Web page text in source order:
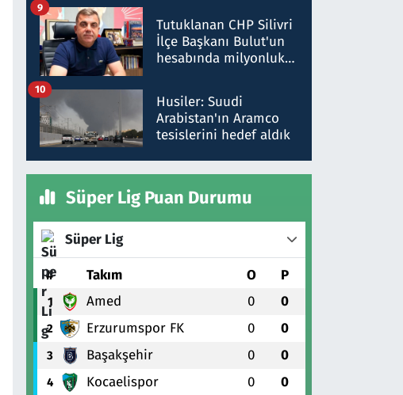
düşürüldüğü" iddiasını
yalanladı
Tutuklanan CHP Silivri
İlçe Başkanı Bulut'un
hesabında milyonluk
talimat verdi, ben
gönderdim
9
Husiler: Suudi
Arabistan'ın Aramco
tesislerini hedef aldık
10
Süper Lig Puan Durumu
Süper Lig
# Takım O P
1 Amed 0 0
2 Erzurumspor FK 0 0
3 Başakşehir 0 0
4 Kocaelispor 0 0